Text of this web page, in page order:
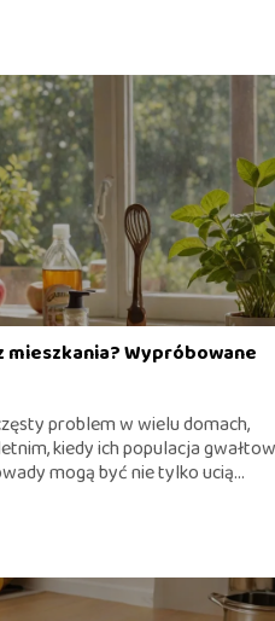
mieszkania? Wypróbowane
problem w wielu domach,
kiedy ich populacja
mogą być nie tylko ucią...